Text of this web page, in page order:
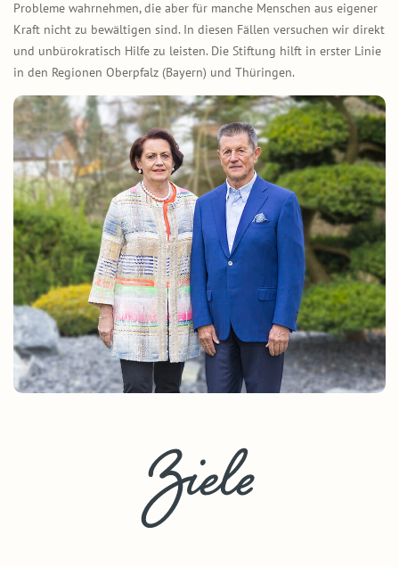
Probleme wahrnehmen, die aber für manche Menschen aus eigener
Kraft nicht zu bewältigen sind. In diesen Fällen versuchen wir direkt
und unbürokratisch Hilfe zu leisten. Die Stiftung hilft in erster Linie
in den Regionen Oberpfalz (Bayern) und Thüringen.